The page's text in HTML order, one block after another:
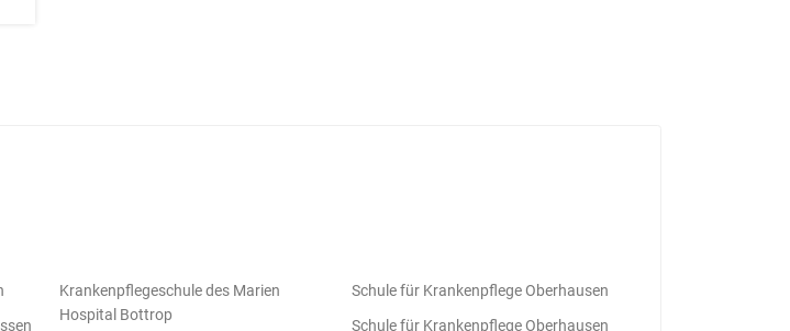
Krankenpflegeschule des Marien
Hospital Bottrop
Schule für Krankenpflege Oberhausen
Schule für Krankenpflege Oberhausen